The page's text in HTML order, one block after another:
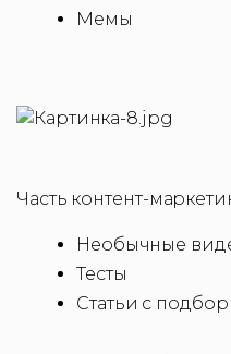
Мемы
Часть контент-
Необычные
Тесты
Статьи с